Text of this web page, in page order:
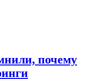
почему